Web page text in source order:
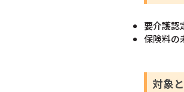
要介護認
保険料の
対象